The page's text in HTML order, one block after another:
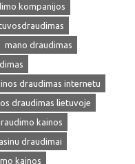
kompanijos
mano draudimas
draudimas internetu
draudimas lietuvoje
kainos
draudimai
kainos